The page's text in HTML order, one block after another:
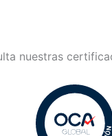
nuestras